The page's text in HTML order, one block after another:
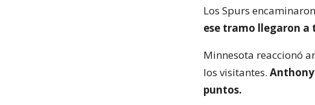
Los Spurs
ese tramo llegaron a
Minnesota reaccionó
los visitantes.
puntos.